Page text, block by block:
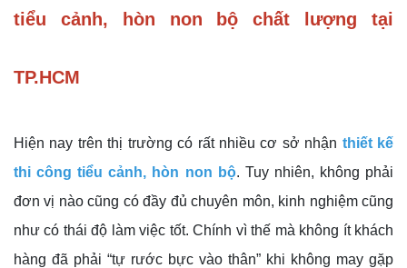
tiểu cảnh, hòn non bộ chất lượng tại
TP.HCM
Hiện nay trên thị trường có rất nhiều cơ sở nhận thiết kế
thi công tiểu cảnh, hòn non bộ. Tuy nhiên, không phải
đơn vị nào cũng có đầy đủ chuyên môn, kinh nghiệm cũng
như có thái độ làm việc tốt. Chính vì thế mà không ít khách
hàng đã phải “tự rước bực vào thân” khi không may gặp